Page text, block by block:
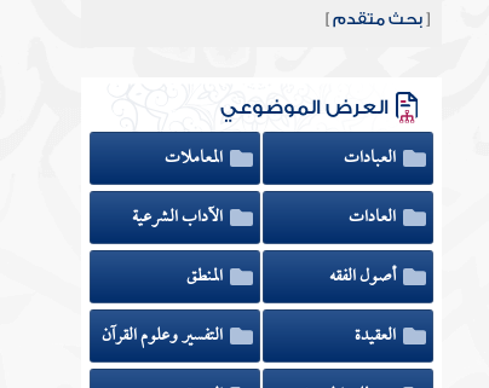
[بحث متقدم ]
العرض الموضوعي
العبادات
المعاملات
العادات
الآداب الشرعية
أصول الفقه
المنطق
العقيدة
التفسير وعلوم القرآن